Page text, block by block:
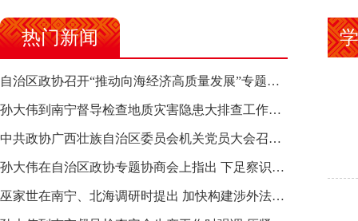
热门新闻
自治区政协召开“推动向海经济高质量发展”专题调研座谈会 钱学明出席并讲话
孙大伟到南宁督导检查地质灾害隐患大排查工作时强调 筑牢地质灾害安全防线 全力保障人民群众生命财产安全
中共政协广西壮族自治区委员会机关党员大会召开 选举产生新一届机关党委、机关纪委
孙大伟在自治区政协专题协商会上指出 下足察识谋督之功 恪尽服务大局之责 助推有色金属、关键金属产业高质量发展
巫家世在南宁、北海调研时提出 加快构建涉外法律供给集群 护航向海经济高质量发展